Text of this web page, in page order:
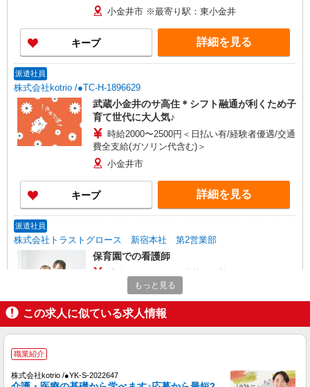
小金井市 ※最寄り駅：東小金井
キープ 詳細を見る
派遣社員
株式会社kotrio /●TC-H-1896629
武蔵小金井のサ高住＊シフト融通が利くため子
育て世代に大人気♪
時給2000〜2500円＜日払い有/経験者優遇/交通
費全支給(ガソリン代含む)＞
小金井市
キープ 詳細を見る
派遣社員
株式会社トラストグロース 新宿本社 第2営業部
保育園での看護師
東京都小金井市
職業紹介
東小金井駅＊病院の看護助手│残業ほぼなし！
もっと見る
この求人に似ている求人情報
職業紹介
株式会社kotrio /●YK-S-2022647